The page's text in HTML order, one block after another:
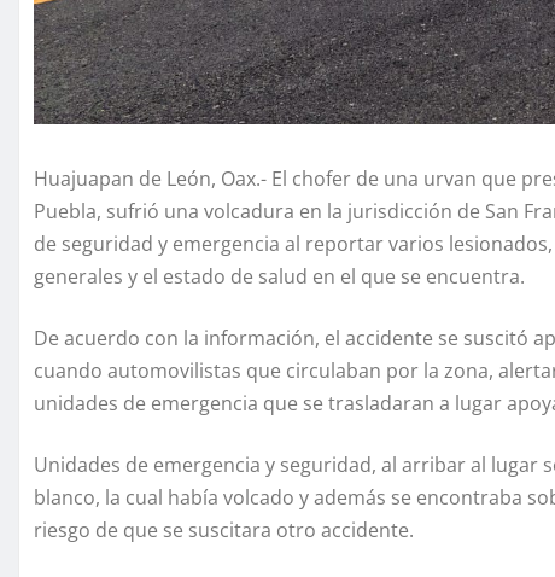
Huajuapan de León, Oax.- El chofer de una urvan que
Puebla, sufrió una volcadura en la jurisdicción de San
de seguridad y emergencia al reportar varios
generales y el estado de salud en el que se encuentra.
De acuerdo con la información, el accidente se suscitó
cuando automovilistas que circulaban por la zona,
unidades de emergencia que se trasladaran a lugar
Unidades de emergencia y seguridad, al arribar al
blanco, la cual había volcado y además se encontraba
riesgo de que se suscitara otro accidente.